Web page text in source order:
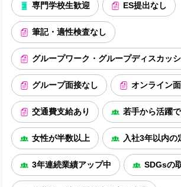
専門学校生歓迎 ES提出なし
筆記・適性検査なし
グループワーク・グループディスカッ
グループ面接なし オンライン
交通費支給あり 若手から活躍
女性が半数以上 入社3年以内の
3年連続業績アップ中 SDGsの